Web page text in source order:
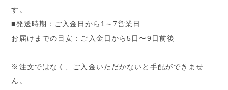
す。
■発送時期：ご入金日から1～7営業日
お届けまでの目安：ご入金日から5日〜9日前後
※注文ではなく、ご入金いただかないと手配ができませ
ん。